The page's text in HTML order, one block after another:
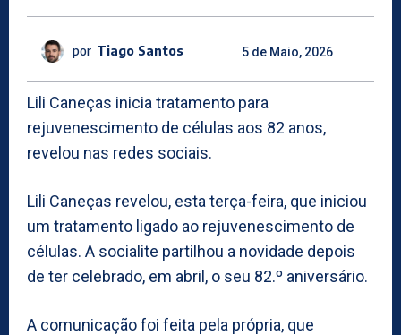
por Tiago Santos 5 de Maio, 2026
Lili Caneças inicia tratamento para
rejuvenescimento de células aos 82 anos,
revelou nas redes sociais.
Lili Caneças revelou, esta terça-feira, que iniciou
um tratamento ligado ao rejuvenescimento de
células. A socialite partilhou a novidade depois
de ter celebrado, em abril, o seu 82.º aniversário.
A comunicação foi feita pela própria, que